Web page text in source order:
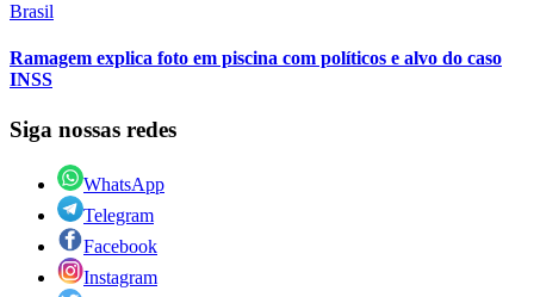
Brasil
Ramagem explica foto em piscina com políticos e alvo do caso
INSS
Siga nossas redes
WhatsApp
Telegram
Facebook
Instagram